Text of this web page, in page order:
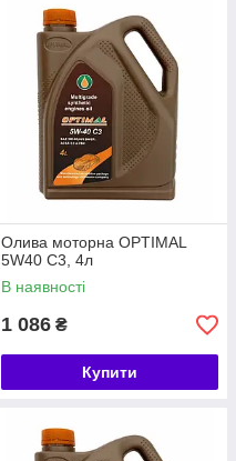
Олива моторна OPTIMAL
5W40 C3, 4л
В наявності
1 086 ₴
Купити